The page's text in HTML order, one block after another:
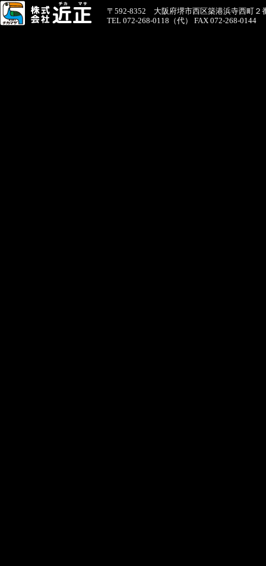
〒592-8352 大阪府堺市西区築港浜寺西町２
TEL 072-268-0118（代） FAX 072-268-0144